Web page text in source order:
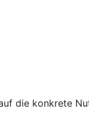
die konkrete